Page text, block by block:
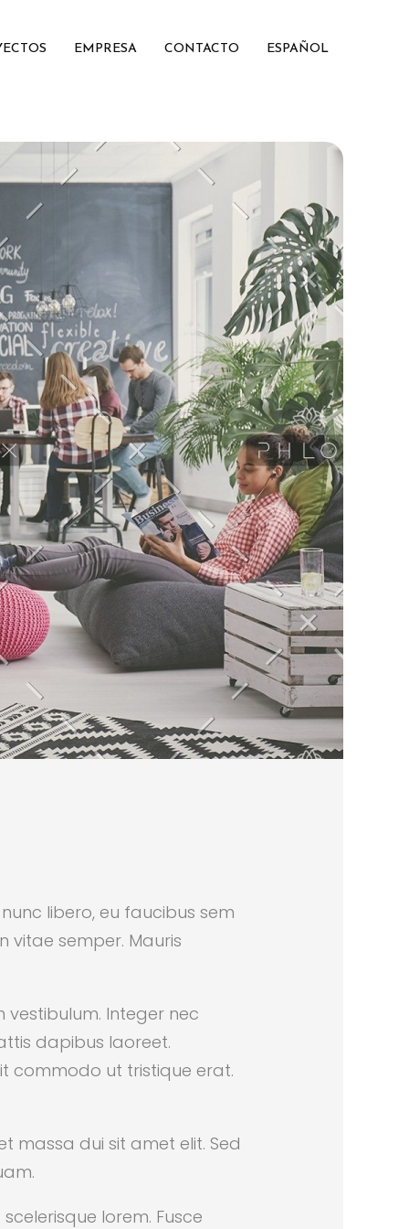
EMPRESA CONTACTO ESPAÑOL
libero, eu faucibus sem
vitae semper. Mauris
Integer nec
dapibus laoreet.
commodo ut tristique erat.
massa dui sit amet elit. Sed
lorem. Fusce